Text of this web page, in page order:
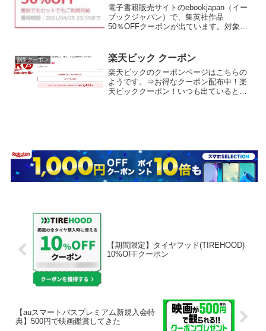
電子書籍販売サイトのebookjapan（イー
ブックジャパン）で、集英社作品
50％OFFクーポンが出ています。対象と
で何回でも利用可です。つまり・・・ま
とめ買いの...
割引クーポン 楽天ビック クーポン
楽天ビックのクーポンページはこちらの
ようです。⇒お得なクーポン配布中！楽
天ビッククーポン！いつも出ているとは
【期間限定】タイヤフッド(TIREHOOD)
10%OFFクーポン
【auスマートパスプレミアム新規入会特
典】500円で映画鑑賞してきた